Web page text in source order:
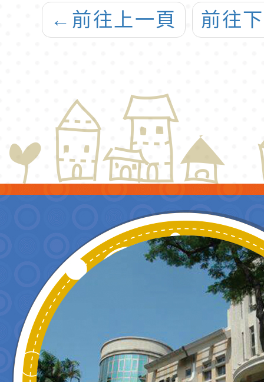
校辦理 「112年
度第2次原住民族
驗 」
舉辦
演講
← 前往上一頁 前往